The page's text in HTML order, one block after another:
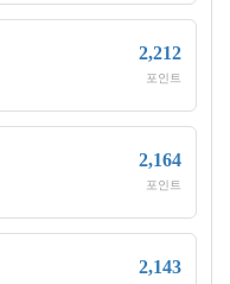
2,212
포인트
2,164
포인트
2,143